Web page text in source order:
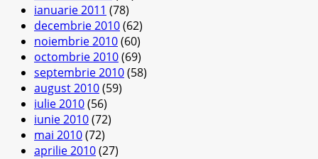
ianuarie 2011 (78)
decembrie 2010(62)
noiembrie 2010(60)
octombrie 2010(69)
septembrie 2010(58)
august 2010(59)
iulie 2010(56)
iunie 2010(72)
mai 2010(72)
aprilie 2010(27)